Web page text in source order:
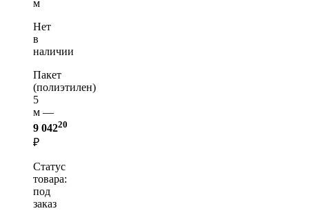
м
Нет
в
наличии
Пакет
(полиэтилен)
5
м —
9 04220
₽
Статус
товара:
под
заказ